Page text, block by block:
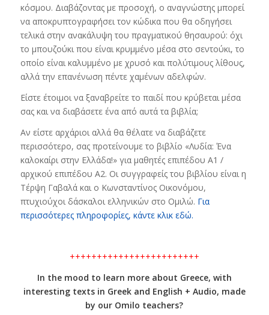
κόσμου. Διαβάζοντας με προσοχή, ο αναγνώστης μπορεί
να αποκρυπτογραφήσει τον κώδικα που θα οδηγήσει
τελικά στην ανακάλυψη του πραγματικού θησαυρού: όχι
το μπουζούκι που είναι κρυμμένο μέσα στο σεντούκι, το
οποίο είναι καλυμμένο με χρυσό και πολύτιμους λίθους,
αλλά την επανένωση πέντε χαμένων αδελφών.
Είστε έτοιμοι να ξαναβρείτε το παιδί που κρύβεται μέσα
σας και να διαβάσετε ένα από αυτά τα βιβλία;
Αν είστε αρχάριοι αλλά θα θέλατε να διαβάζετε
περισσότερο, σας προτείνουμε το βιβλίο «Λυδία: Ένα
καλοκαίρι στην Ελλάδα!» για μαθητές επιπέδου Α1 /
αρχικού επιπέδου Α2. Οι συγγραφείς του βιβλίου είναι η
Τέρψη Γαβαλά και ο Κωνσταντίνος Οικονόμου,
πτυχιούχοι δάσκαλοι ελληνικών στο Ομιλώ. Για
περισσότερες πληροφορίες, κάντε κλικ εδώ.
++++++++++++++++++++++++
In the mood to learn more about Greece, with
interesting texts in Greek and English + Audio, made
by our Omilo teachers?